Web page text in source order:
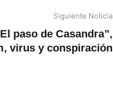
Siguiente Noticia
paso de Casandra”,
virus y conspiración